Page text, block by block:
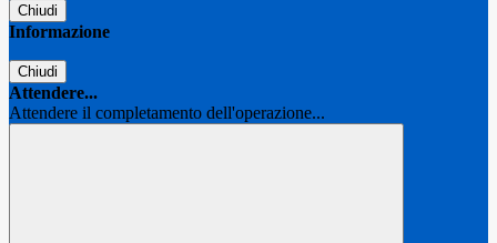
Chiudi
Informazione
Chiudi
Attendere...
Attendere il completamento dell'operazione...